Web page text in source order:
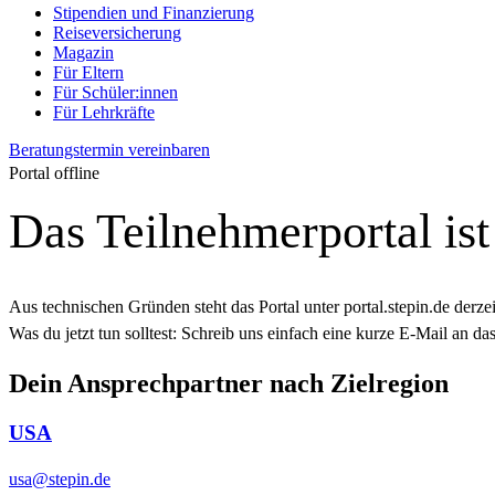
Stipendien und Finanzierung
Reiseversicherung
Magazin
Für Eltern
Für Schüler:innen
Für Lehrkräfte
Beratungstermin vereinbaren
Portal offline
Das Teilnehmerportal
Aus technischen Gründen steht das Portal unter portal.stepin.de
Was du jetzt tun solltest: Schreib uns einfach eine kurze E‑Mail an
Dein Ansprechpartner nach Zielregion
USA
usa@stepin.de